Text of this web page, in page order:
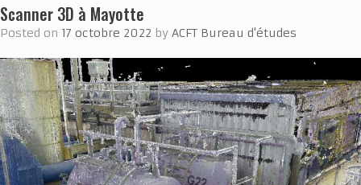
Scanner 3D à Mayotte
Posted on 17 octobre 2022 by ACFT Bureau d'études